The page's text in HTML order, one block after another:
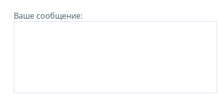
Ваше сообщение: